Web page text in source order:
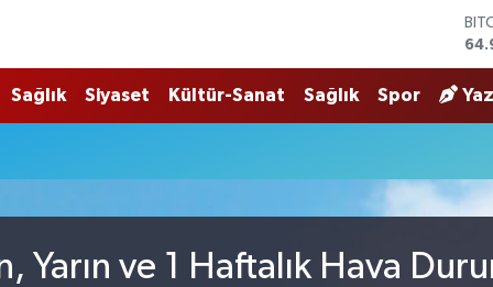
Sağlık Siyaset Kültür-Sanat Sağlık Spor
Yarın ve 1 Haftalık Hava